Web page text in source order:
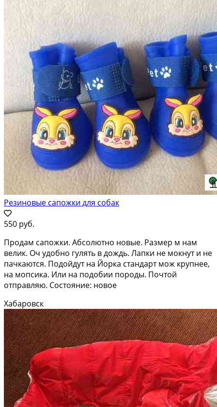
Резиновые сапожки для собак
550 руб.
Продам сапожки. Абсолютно новые. Размер м нам
велик. Оч удобно гулять в дождь. Лапки не мокнут и не
пачкаются. Подойдут на Йорка стандарт мож крупнее,
на мопсика. Или на подобии породы. Почтой
отправляю. Состояние: новое
Хабаровск